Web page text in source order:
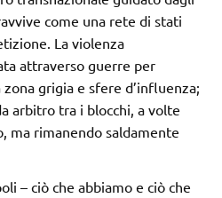
come una rete di stati
La violenza
attraverso guerre per
grigia e sfere d’influenza;
arbitro tra i blocchi, a volte
ma rimanendo saldamente
– ciò che abbiamo e ciò che